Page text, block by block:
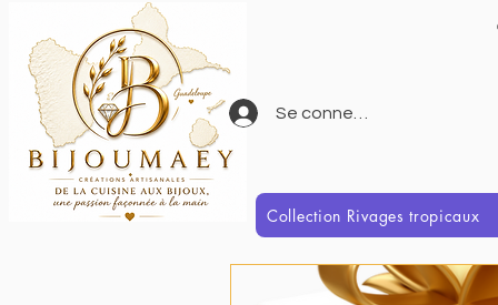
Se connecter
Collection Rivages tropicaux